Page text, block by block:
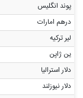
پوند انگلیس
درهم امارات
لیر ترکیه
ین ژاپن
دلار استرالیا
دلار نیوزلند